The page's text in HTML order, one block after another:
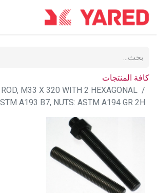
كافة المنتجات
M33 X 320 WITH 2 HEXAGONAL
A193 B7, NUTS: ASTM A194 GR 2H